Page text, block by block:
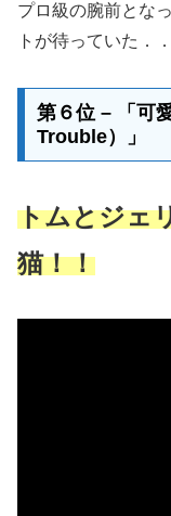
プロ級の腕前とな
トが待っていた．．
第６位 – 「可
Trouble）」
トムとジェ
猫！！